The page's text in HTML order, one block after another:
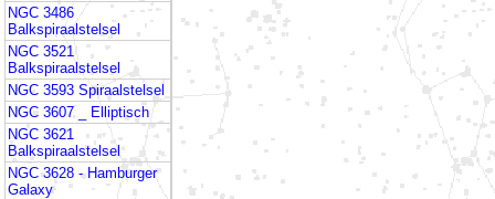
NGC 3486
Balkspiraalstelsel
NGC 3521
Balkspiraalstelsel
NGC 3593 Spiraalstelsel
NGC 3607 _ Elliptisch
NGC 3621
Balkspiraalstelsel
NGC 3628 - Hamburger
Galaxy